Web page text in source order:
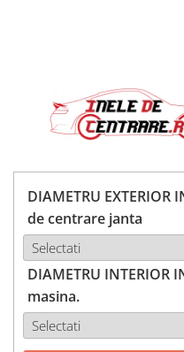
DIAMETRU
de centrare janta
DIAMETRU INTERIOR
masina.